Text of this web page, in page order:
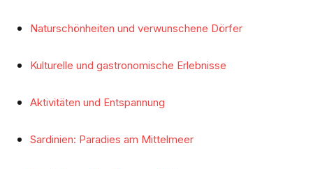
Naturschönheiten und verwunschene Dörfer
Kulturelle und gastronomische Erlebnisse
Aktivitäten und Entspannung
Sardinien: Paradies am Mittelmeer